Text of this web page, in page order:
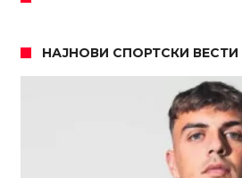
НАЈНОВИ СПОРТСКИ ВЕСТИ